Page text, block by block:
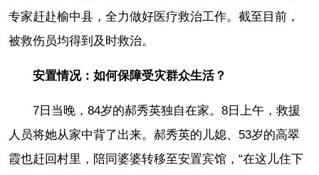
专家赶赴榆中县，全力做好医疗救治工作。截至目前，
被救伤员均得到及时救治。
安置情况：如何保障受灾群众生活？
7日当晚，84岁的郝秀英独自在家。8日上午，救援
人员将她从家中背了出来。郝秀英的儿媳、53岁的高翠
霞也赶回村里，陪同婆婆转移至安置宾馆，“在这儿住下